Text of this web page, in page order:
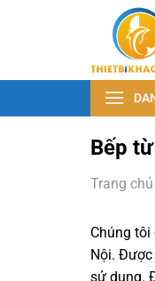
dung
Bếp
Trang chủ
Chúng
Nội. Được
sử dụng.